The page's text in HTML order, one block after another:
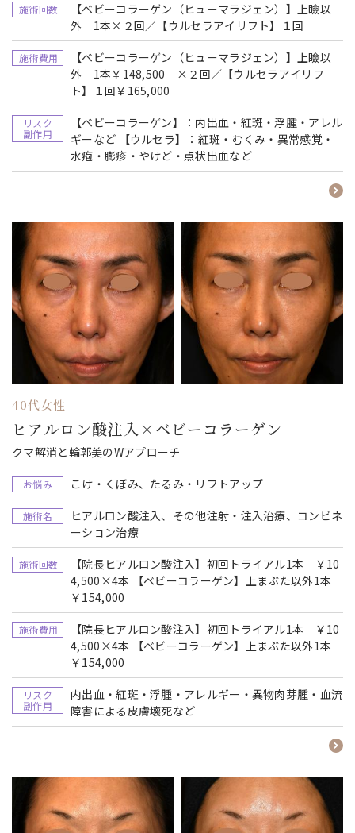
施術回数
【ベビーコラーゲン（ヒューマラジェン）】上瞼以
外 1本×２回／【ウルセラアイリフト】１回
施術費用
【ベビーコラーゲン（ヒューマラジェン）】上瞼以
外 1本￥148,500 ×２回／【ウルセラアイリフ
ト】１回￥165,000
リスク
副作用
【ベビーコラーゲン】：内出血・紅斑・浮腫・アレル
ギーなど 【ウルセラ】：紅斑・むくみ・異常感覚・
水疱・膨疹・やけど・点状出血など
40代女性
ヒアルロン酸注入×ベビーコラーゲン
クマ解消と輪郭美のWアプローチ
お悩み こけ・くぼみ、たるみ・リフトアップ
施術名
ヒアルロン酸注入、その他注射・注入治療、コンビネ
ーション治療
施術回数
【院長ヒアルロン酸注入】初回トライアル1本 ￥10
4,500×4本 【ベビーコラーゲン】上まぶた以外1本
￥154,000
施術費用
【院長ヒアルロン酸注入】初回トライアル1本 ￥10
4,500×4本 【ベビーコラーゲン】上まぶた以外1本
￥154,000
リスク
副作用
内出血・紅斑・浮腫・アレルギー・異物肉芽腫・血流
障害による皮膚壊死など